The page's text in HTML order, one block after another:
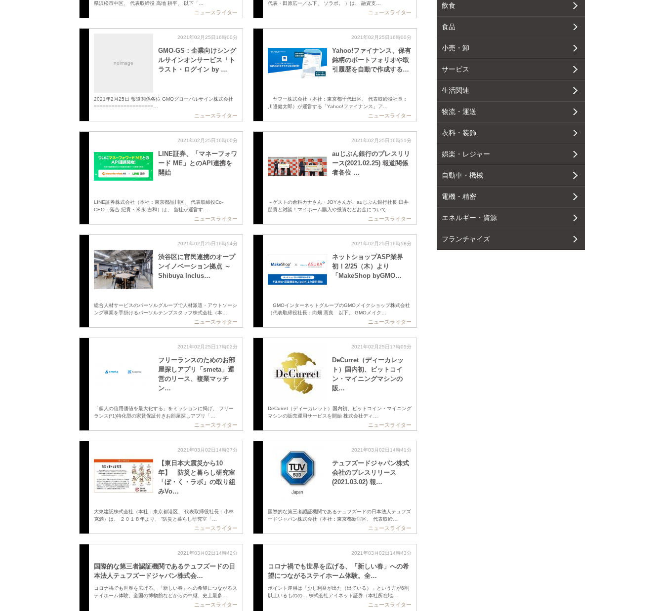
県浜松市中区、 代表取締役 高地 耕平、 以下「…
ニュースライター
代表・田原広一／以下、 ソラボ。 ）は、 融資支…
ニュースライター
noimage
2021年02月25日16時00分
GMO-GS：企業向けシング
ルサインオンサービス「ト
ラスト・ログイン by …
2021年2月25日 報道関係各位 GMOグローバルサイン株式会社
====================…
ニュースライター
2021年02月25日16時00分
Yahoo!ファイナンス、保有
銘柄のポートフォリオや取
引履歴を自動で作成する…
ヤフー株式会社（本社：東京都千代田区、 代表取締役社長：
川邊健太郎）が運営する「Yahoo!ファイナンス」ア…
ニュースライター
2021年02月25日16時00分
LINE証券、「マネーフォワ
ード ME」とのAPI連携を
開始
LINE証券株式会社（本社：東京都品川区、 代表取締役Co-
CEO：落合 紀貴・米永 吉和）は、 当社が運営す…
ニュースライター
2021年02月25日16時51分
auじぶん銀行のプレスリリ
ース(2021.02.25) 報道関係
者各位 …
～ゲストの倉科カナさん・JOYさんが、auじぶん銀行社長 臼井
朋貴と対談！マイホーム購入や投資などお金について…
ニュースライター
2021年02月25日16時54分
渋谷区に官民連携のオープ
ンイノベーション拠点 ～
Shibuya Inclus…
総合人材サービスのパーソルグループで人材派遣・アウトソーシ
ング事業を手掛けるパーソルテンプスタッフ株式会社（本…
ニュースライター
2021年02月25日16時58分
ネットショップASP業界
初！2/25（木）より
「MakeShop byGMO…
GMOインターネットグループのGMOメイクショップ株式会社
（代表取締役社長：向畑 憲良 以下、 GMOメイク…
ニュースライター
2021年02月25日17時02分
フリーランスのためのお部
屋探しアプリ「smeta」運
営のリース、複業マッチ
ン…
「個人の信用価値を最大化する」をミッションに掲げ、 フリー
ランス(*1)特化型の家賃保証付きお部屋探しアプリ「…
ニュースライター
2021年02月25日17時05分
DeCurret（ディーカレッ
ト）国内初、ビットコイ
ン・マイニングマシンの
販…
DeCurret（ディーカレット）国内初、ビットコイン・マイニング
マシンの販売運用サービスを開始 株式会社ディ…
ニュースライター
2021年03月02日14時37分
【東日本大震災から10
年】 防災と暮らし研究室
「ぼ・く・ラボ」の取り組
みVo…
大東建託株式会社（本社：東京都港区、 代表取締役社長：小林
克満）は、 ２０１８年より、 “防災と暮らし研究室「…
ニュースライター
2021年03月02日14時41分
テュフズードジャパン株式
会社のプレスリリース
(2021.03.02) 報…
国際的な第三者認証機関であるテュフズードの日本法人テュフズ
ードジャパン株式会社（本社：東京都新宿区、 代表取締…
ニュースライター
2021年03月02日14時42分
国際的な第三者認証機関であるテュフズードの日
本法人テュフズードジャパン株式会…
コロナ禍でも世界を広げる、「新しい春」への希望につながるス
テイホーム体験。全国の博物館などからの中継、史上最多…
ニュースライター
2021年03月02日14時43分
コロナ禍でも世界を広げる、「新しい春」への希
望につながるステイホーム体験。全…
ポイント運用は「少し利益が出た（出ている）」という方が6割
以上いるものの… 株式会社アイネット証券（本社所在地…
ニュースライター
飲食
食品
小売・卸
サービス
生活関連
物流・運送
衣料・装飾
娯楽・レジャー
自動車・機械
電機・精密
エネルギー・資源
フランチャイズ